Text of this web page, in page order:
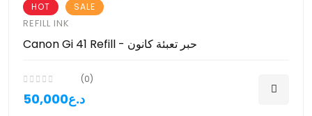
HOT SALE
REFILL INK
Canon Gi 41 Refill - حبر تعبئة كانون
(0)
50,000د.ع